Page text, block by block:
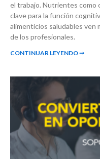
el trabajo. Nutrientes como
clave para la función
alimenticios saludables ven
de los profesionales.
CONTINUAR LEYENDO ➞